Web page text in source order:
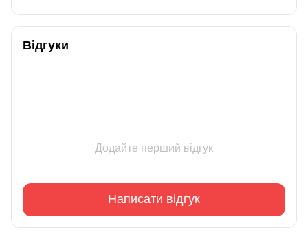
Відгуки
Додайте перший відгук
Написати відгук